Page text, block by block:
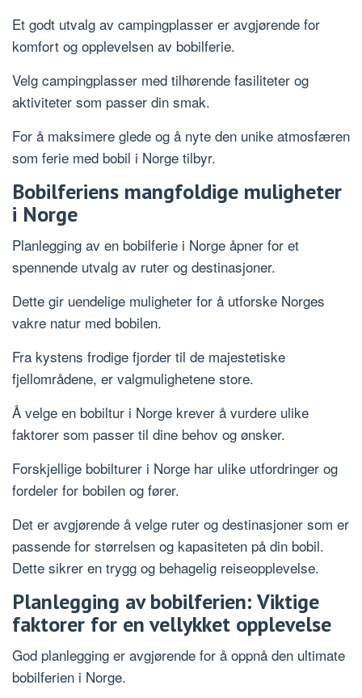
Et godt utvalg av campingplasser er avgjørende for
komfort og opplevelsen av bobilferie.
Velg campingplasser med tilhørende fasiliteter og
aktiviteter som passer din smak.
For å maksimere glede og å nyte den unike atmosfæren
som ferie med bobil i Norge tilbyr.
Bobilferiens mangfoldige muligheter
i Norge
Planlegging av en bobilferie i Norge åpner for et
spennende utvalg av ruter og destinasjoner.
Dette gir uendelige muligheter for å utforske Norges
vakre natur med bobilen.
Fra kystens frodige fjorder til de majestetiske
fjellområdene, er valgmulighetene store.
Å velge en bobiltur i Norge krever å vurdere ulike
faktorer som passer til dine behov og ønsker.
Forskjellige bobilturer i Norge har ulike utfordringer og
fordeler for bobilen og fører.
Det er avgjørende å velge ruter og destinasjoner som er
passende for størrelsen og kapasiteten på din bobil.
Dette sikrer en trygg og behagelig reiseopplevelse.
Planlegging av bobilferien: Viktige
faktorer for en vellykket opplevelse
God planlegging er avgjørende for å oppnå den ultimate
bobilferien i Norge.